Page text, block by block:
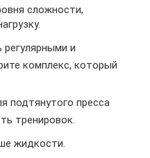
сложности,
и
комплекс, который
подтянутого пресса
тренировок.
жидкости.